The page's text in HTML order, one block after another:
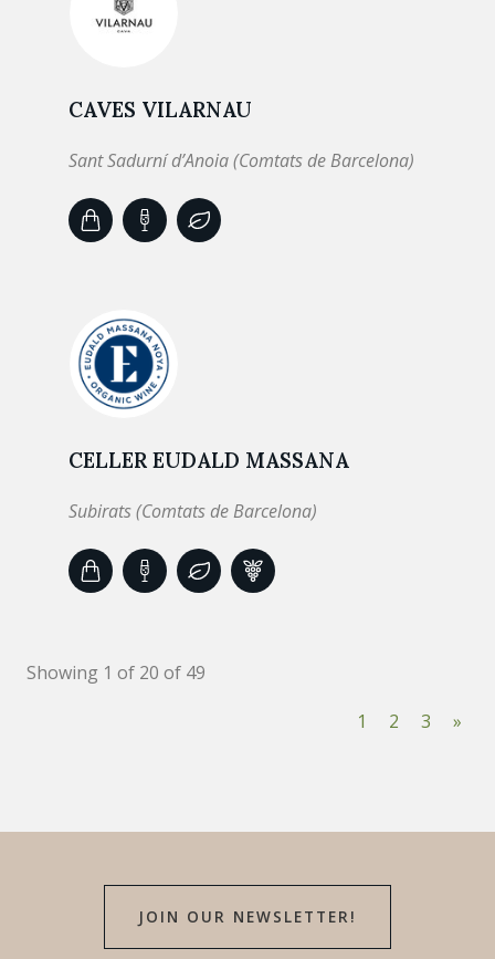
CAVES VILARNAU
Sant Sadurní d’Anoia (Comtats de Barcelona)
CELLER EUDALD MASSANA
Subirats (Comtats de Barcelona)
Showing 1 of 20 of 49
1
2 3 »
JOIN OUR NEWSLETTER!